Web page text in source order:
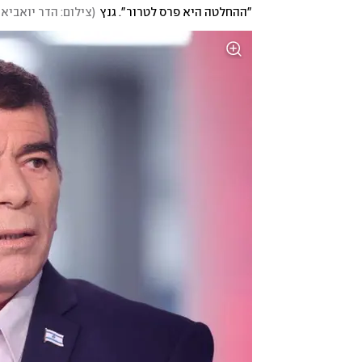
"ההחלטה היא פרס לטרור". גנץ (צילום: הדר